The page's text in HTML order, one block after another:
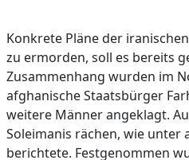
Konkrete Pläne der
zu ermorden, soll es bereits
Zusammenhang wurden im
afghanische Staatsbürger
weitere Männer angeklagt.
Soleimanis rächen, wie unter
berichtete. Festgenommen